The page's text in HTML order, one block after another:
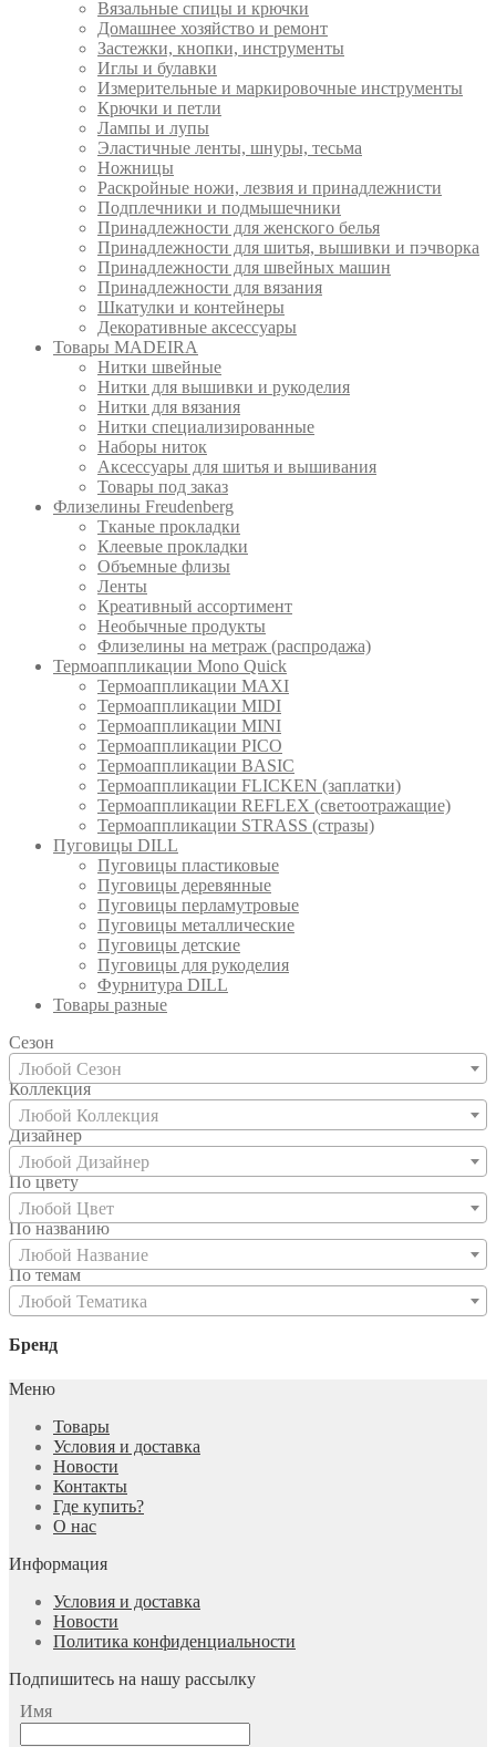
Вязальные спицы и крючки
Домашнее хозяйство и ремонт
Застежки, кнопки, инструменты
Иглы и булавки
Измерительные и маркировочные инструменты
Крючки и петли
Лампы и лупы
Эластичные ленты, шнуры, тесьма
Ножницы
Раскройные ножи, лезвия и принадлежнисти
Подплечники и подмышечники
Принадлежности для женского белья
Принадлежности для шитья, вышивки и пэчворка
Принадлежности для швейных машин
Принадлежности для вязания
Шкатулки и контейнеры
Декоративные аксессуары
Товары MADEIRA
Нитки швейные
Нитки для вышивки и рукоделия
Нитки для вязания
Нитки специализированные
Наборы ниток
Аксессуары для шитья и вышивания
Товары под заказ
Флизелины Freudenberg
Тканые прокладки
Клеевые прокладки
Объемные флизы
Ленты
Креативный ассортимент
Необычные продукты
Флизелины на метраж (распродажа)
Термоаппликации Mono Quick
Термоаппликации MAXI
Термоаппликации MIDI
Термоаппликации MINI
Термоаппликации PICO
Термоаппликации BASIC
Термоаппликации FLICKEN (заплатки)
Термоаппликации REFLEX (светоотражащие)
Термоаппликации STRASS (стразы)
Пуговицы DILL
Пуговицы пластиковые
Пуговицы деревянные
Пуговицы перламутровые
Пуговицы металлические
Пуговицы детские
Пуговицы для рукоделия
Фурнитура DILL
Товары разные
Сезон
Любой Сезон
Коллекция
Любой Коллекция
Дизайнер
Любой Дизайнер
По цвету
Любой Цвет
По названию
Любой Название
По темам
Любой Тематика
Бренд
Меню
Товары
Условия и доставка
Новости
Контакты
Где купить?
О нас
Информация
Условия и доставка
Новости
Политика конфиденциальности
Подпишитесь на нашу рассылку
Имя